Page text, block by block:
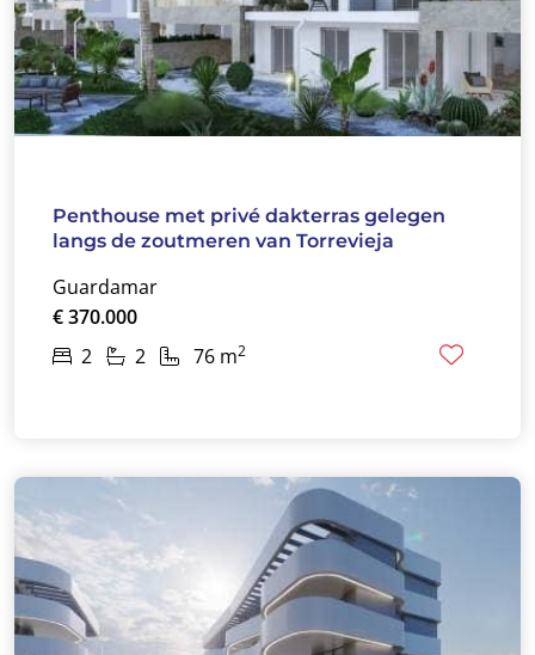
Penthouse met privé dakterras gelegen
langs de zoutmeren van Torrevieja
Guardamar
€ 370.000
2
2 76 m2